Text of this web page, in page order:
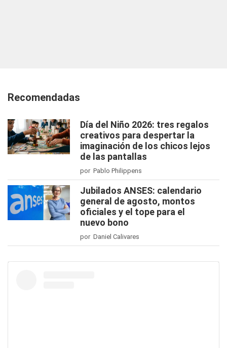
Recomendadas
Día del Niño 2026: tres regalos
creativos para despertar la
imaginación de los chicos lejos
de las pantallas
por Pablo Philippens
Jubilados ANSES: calendario
general de agosto, montos
oficiales y el tope para el
nuevo bono
por Daniel Calivares